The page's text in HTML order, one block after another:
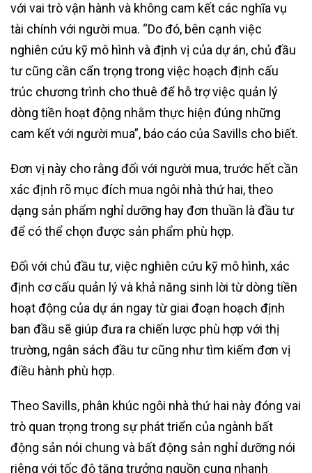
với vai trò vận hành và không cam kết các nghĩa vụ
tài chính với người mua. “Do đó, bên cạnh việc
nghiên cứu kỹ mô hình và định vị của dự án, chủ đầu
tư cũng cần cẩn trọng trong việc hoạch định cấu
trúc chương trình cho thuê để hỗ trợ việc quản lý
dòng tiền hoạt động nhằm thực hiện đúng những
cam kết với người mua”, báo cáo của Savills cho biết.
Đơn vị này cho rằng đối với người mua, trước hết cần
xác định rõ mục đích mua ngôi nhà thứ hai, theo
dạng sản phẩm nghỉ dưỡng hay đơn thuần là đầu tư
để có thể chọn được sản phẩm phù hợp.
Đối với chủ đầu tư, việc nghiên cứu kỹ mô hình, xác
định cơ cấu quản lý và khả năng sinh lời từ dòng tiền
hoạt động của dự án ngay từ giai đoạn hoạch định
ban đầu sẽ giúp đưa ra chiến lược phù hợp với thị
trường, ngân sách đầu tư cũng như tìm kiếm đơn vị
điều hành phù hợp.
Theo Savills, phân khúc ngôi nhà thứ hai này đóng vai
trò quan trọng trong sự phát triển của ngành bất
động sản nói chung và bất động sản nghỉ dưỡng nói
riêng với tốc độ tăng trưởng nguồn cung nhanh